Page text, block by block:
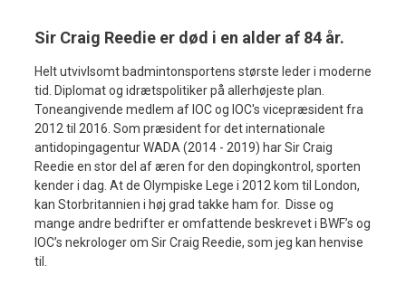
Sir Craig Reedie er død i en alder af 84 år.
Helt utvivlsomt badmintonsportens største leder i moderne
tid. Diplomat og idrætspolitiker på allerhøjeste plan.
Toneangivende medlem af IOC og IOC's vicepræsident fra
2012 til 2016. Som præsident for det internationale
antidopingagentur WADA (2014 - 2019) har Sir Craig
Reedie en stor del af æren for den dopingkontrol, sporten
kender i dag. At de Olympiske Lege i 2012 kom til London,
kan Storbritannien i høj grad takke ham for. Disse og
mange andre bedrifter er omfattende beskrevet i BWF’s og
IOC’s nekrologer om Sir Craig Reedie, som jeg kan henvise
til.